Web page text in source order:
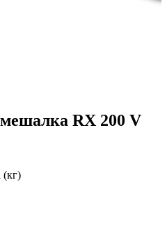
RX 200 V
(кг)